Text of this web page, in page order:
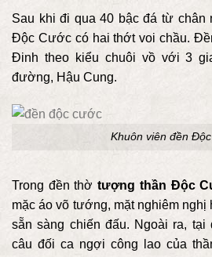
Sau khi đi qua 40 bậc đá từ chân
Độc Cước có hai thớt voi chầu.
Đinh theo kiểu chuôi vồ với 3
đường, Hậu Cung.
Khuôn viên đền
Trong đền thờtượng thần Độc
mặc áo võ tướng, mặt nghiêm nghị
sẵn sàng chiến đấu. Ngoài ra,
câu đối ca ngợi công lao của